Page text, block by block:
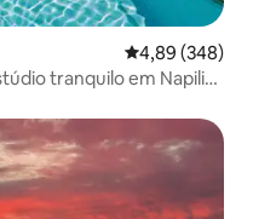
4,89 de uma
4,89 (348)
tranquilo em Napili